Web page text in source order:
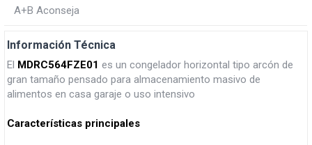
A+B Aconseja
Información Técnica
El MDRC564FZE01 es un congelador horizontal tipo arcón de
gran tamaño pensado para almacenamiento masivo de
alimentos en casa garaje o uso intensivo
Características principales